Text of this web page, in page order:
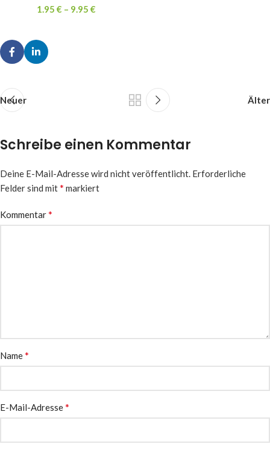
1.95 € – 9.95 €
Neuer Älter
Schreibe einen Kommentar
Deine E-Mail-Adresse wird nicht veröffentlicht. Erforderliche
Felder sind mit* markiert
Kommentar*
Name*
E-Mail-Adresse*